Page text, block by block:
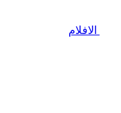
الافلام